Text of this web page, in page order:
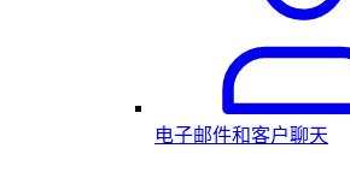
电子邮件和客户聊天